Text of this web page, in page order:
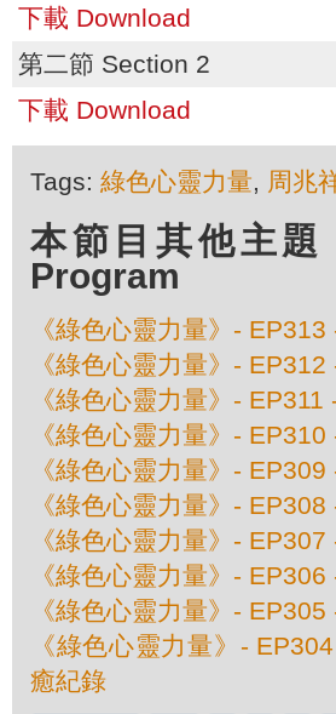
下載 Download
第二節 Section 2
下載 Download
Tags: 綠色心靈力量, 周兆
本節目其他主題
Program
《綠色心靈力量》-
《綠色心靈力量》-
《綠色心靈力量》-
《綠色心靈力量》-
《綠色心靈力量》-
《綠色心靈力量》-
《綠色心靈力量》-
《綠色心靈力量》-
《綠色心靈力量》-
《綠色心靈力量》-
癒紀錄